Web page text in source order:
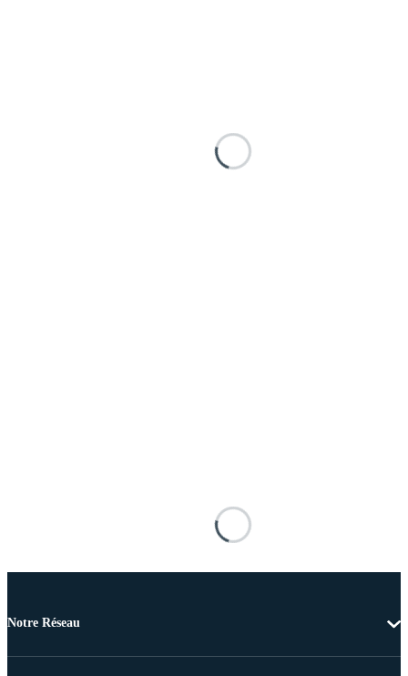
Notre Réseau